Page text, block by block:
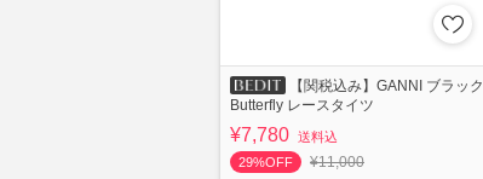
【関税込み】GANNI ブラック
Butterfly レースタイツ
¥7,780 送料込
29%OFF
¥11,000